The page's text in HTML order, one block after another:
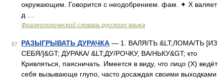
окружающим. Говорится с неодобрением. фам. ✦ Х валяет
д …
Фразеологический словарь русского языка
87 РАЗЫГРЫВАТЬ ДУРАЧКА — 1. ВАЛЯ/ТЬ &LT;ЛОМА/ТЬ [ИЗ
СЕБЯ/]&GT; ДУРАКА/ &LT;ДУ/РОЧКУ, ВА/НЬКУ&GT; кто
Кривляться, паясничать. Имеется в виду, что лицо (Х) ведёт
себя вызывающе глупо, часто досаждая своими выходками